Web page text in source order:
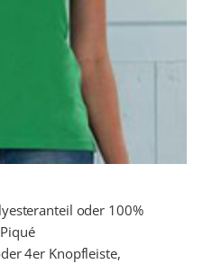
oder 100%
4er Knopfleiste,